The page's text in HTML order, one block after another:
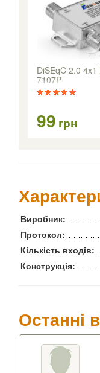
DiSEqC 2.0
7107P
99 грн
Виробник:
Протокол:
Кількість входів:
Конструкція:
Останні